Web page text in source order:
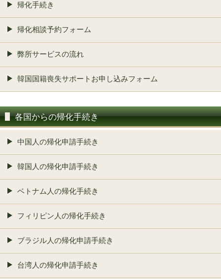
帰化手続き
帰化相談予約フォーム
弊所サービスの流れ
韓国国籍喪失サポートお申し込みフォーム
各国からの帰化手続き
中国人の帰化申請手続き
韓国人の帰化申請手続き
ベトナム人の帰化手続き
フィリピン人の帰化手続き
ブラジル人の帰化申請手続き
台湾人の帰化申請手続き